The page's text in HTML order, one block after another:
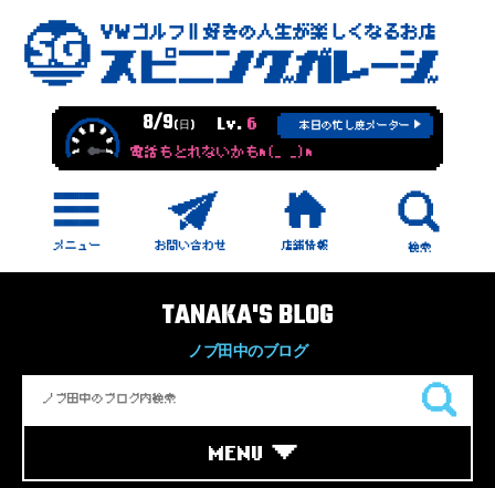
8/9(日) Lv. 6 本日の忙し度メーター
電話もとれないかもm(_ _)m
TANAKA'S BLOG
ノブ田中のブログ
MENU